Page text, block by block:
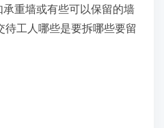
重墙或有些可以保留的墙
工人哪些是要拆哪些要留